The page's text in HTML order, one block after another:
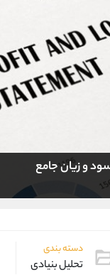
و زیان جامع
دسته بندی
تحلیل بنیادی